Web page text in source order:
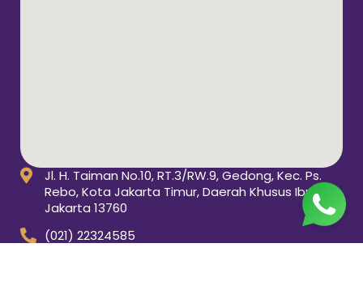
Jl. H. Taiman No.10, RT.3/RW.9, Gedong, Kec. Ps.
Rebo, Kota Jakarta Timur, Daerah Khusus Ibukota
Jakarta 13760
(021) 22324585